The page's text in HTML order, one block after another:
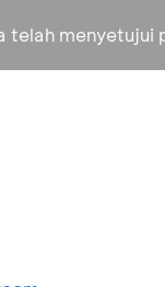
telah menyetujui